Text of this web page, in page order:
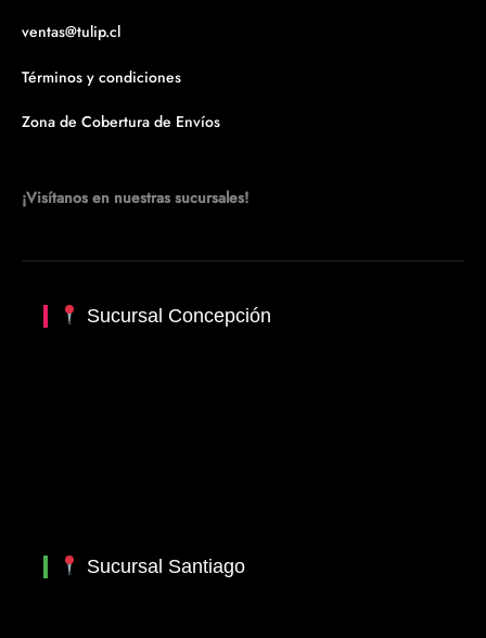
ventas@tulip.cl
Términos y condiciones
Zona de Cobertura de Envíos
¡Visítanos en nuestras sucursales!
Sucursal Concepción
Sucursal Santiago